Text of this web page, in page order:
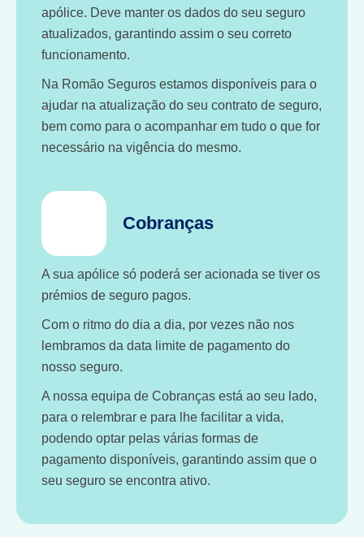
apólice. Deve manter os dados do seu seguro
atualizados, garantindo assim o seu correto
funcionamento.
Na Romão Seguros estamos disponíveis para o
ajudar na atualização do seu contrato de seguro,
bem como para o acompanhar em tudo o que for
necessário na vigência do mesmo.
Cobranças
A sua apólice só poderá ser acionada se tiver os
prémios de seguro pagos.
Com o ritmo do dia a dia, por vezes não nos
lembramos da data limite de pagamento do
nosso seguro.
A nossa equipa de Cobranças está ao seu lado,
para o relembrar e para lhe facilitar a vida,
podendo optar pelas várias formas de
pagamento disponíveis, garantindo assim que o
seu seguro se encontra ativo.